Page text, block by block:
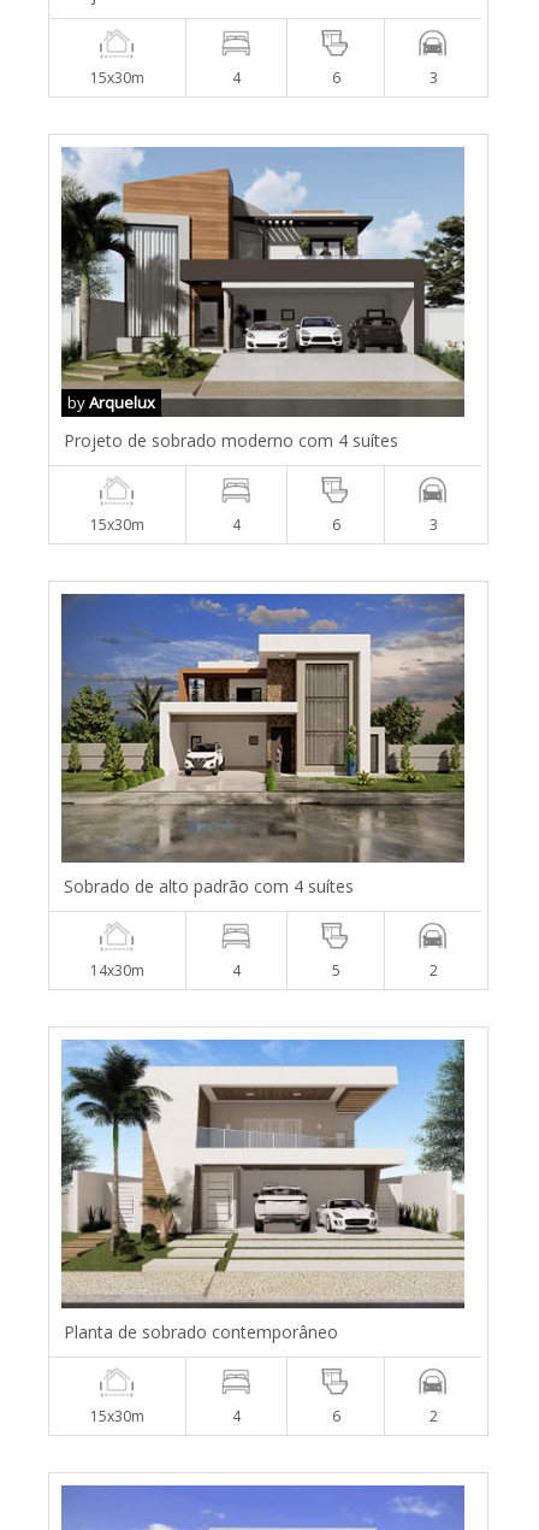
15x30m 4 6 3
byArquelux
Projeto de sobrado moderno com 4 suítes
15x30m 4 6 3
Sobrado de alto padrão com 4 suítes
14x30m 4 5 2
Planta de sobrado contemporâneo
15x30m 4 6 2